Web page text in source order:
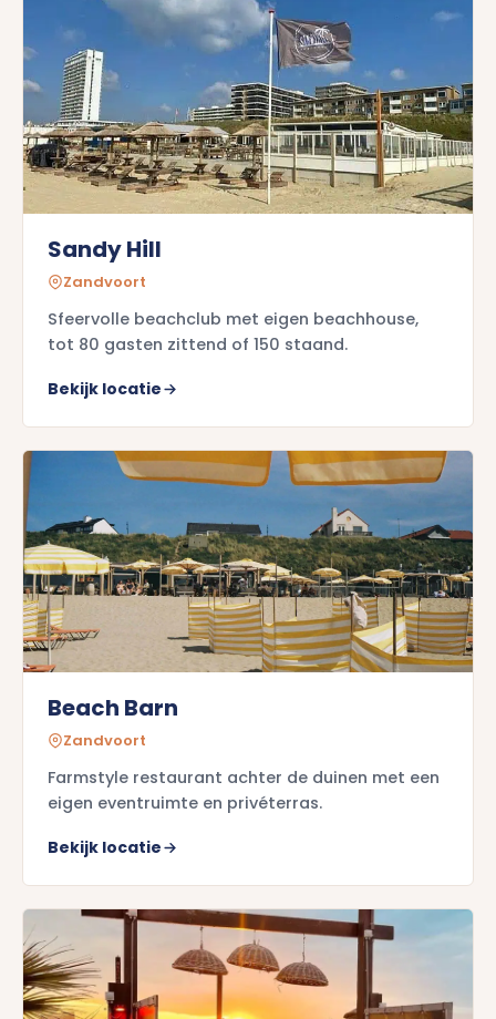
Sandy Hill
Zandvoort
Sfeervolle beachclub met eigen beachhouse,
tot 80 gasten zittend of 150 staand.
Bekijk locatie
Beach Barn
Zandvoort
Farmstyle restaurant achter de duinen met een
eigen eventruimte en privéterras.
Bekijk locatie